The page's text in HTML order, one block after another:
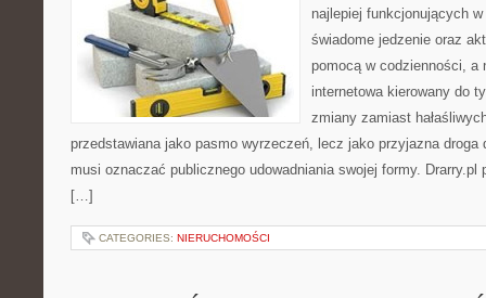
najlepiej funkcjonujących
świadome jedzenie oraz
pomocą w codzienności, a
internetowa kierowany do
zmiany zamiast
przedstawiana jako pasmo wyrzeczeń, lecz jako przyjazna droga
musi oznaczać publicznego udowadniania swojej formy.
[…]
CATEGORIES: NIERUCHOMOŚCI